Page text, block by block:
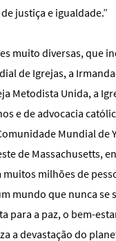
justiça e igualdade.”
muito diversas, que
de Igrejas, a
Metodista Unida, a
e de advocacia
Mundial de
de Massachusetts,
milhões de
mundo que nunca se
para a paz, o bem-
a devastação do